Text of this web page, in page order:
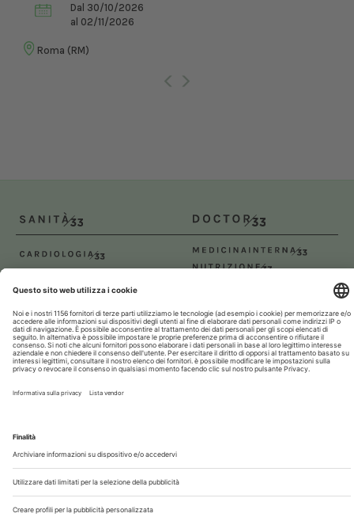
Dal 30/10/2026
al 02/11/2026
Roma (RM)